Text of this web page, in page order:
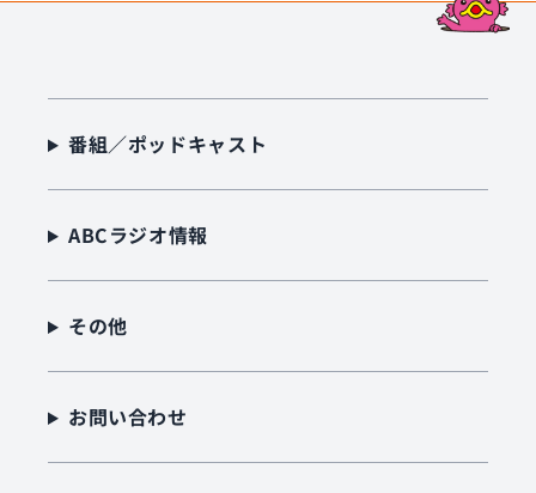
番組／ポッドキャスト
ABCラジオ情報
その他
お問い合わせ